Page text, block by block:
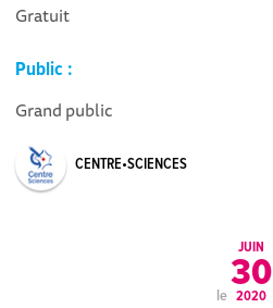
Gratuit
Public :
Grand public
CENTRE•SCIENCES
le
JUIN
30
2020